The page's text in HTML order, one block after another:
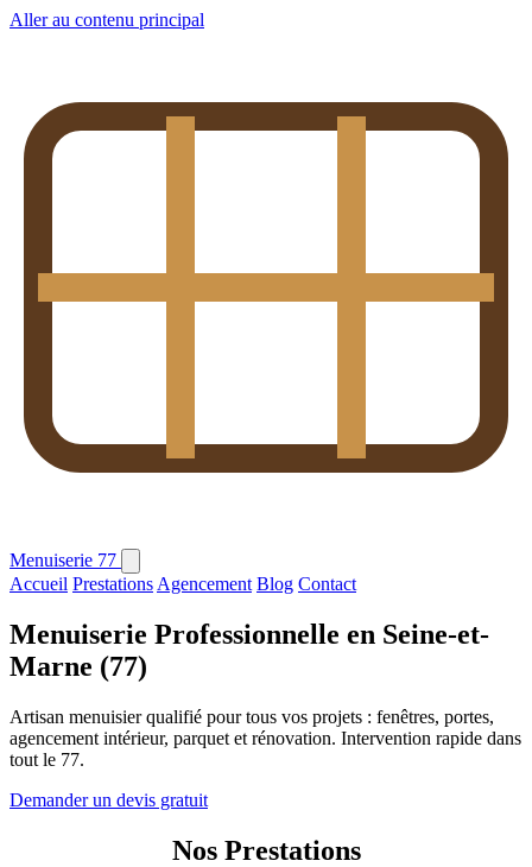
Aller au contenu principal
Menuiserie 77
Accueil Prestations Agencement Blog Contact
Menuiserie Professionnelle en Seine-et-
Marne (77)
Artisan menuisier qualifié pour tous vos projets : fenêtres, portes,
agencement intérieur, parquet et rénovation. Intervention rapide dans
tout le 77.
Demander un devis gratuit
Nos Prestations